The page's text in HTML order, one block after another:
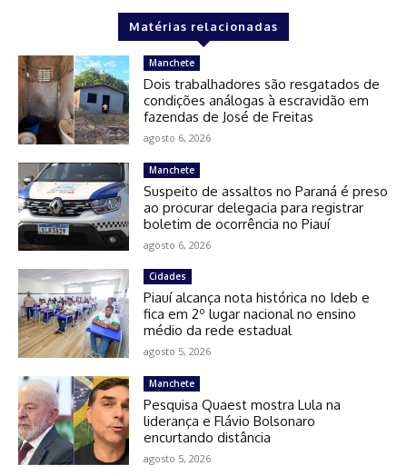
Matérias relacionadas
Manchete
Dois trabalhadores são resgatados de
condições análogas à escravidão em
fazendas de José de Freitas
agosto 6, 2026
Manchete
Suspeito de assaltos no Paraná é preso
ao procurar delegacia para registrar
boletim de ocorrência no Piauí
agosto 6, 2026
Cidades
Piauí alcança nota histórica no Ideb e
fica em 2º lugar nacional no ensino
médio da rede estadual
agosto 5, 2026
Manchete
Pesquisa Quaest mostra Lula na
liderança e Flávio Bolsonaro
encurtando distância
agosto 5, 2026